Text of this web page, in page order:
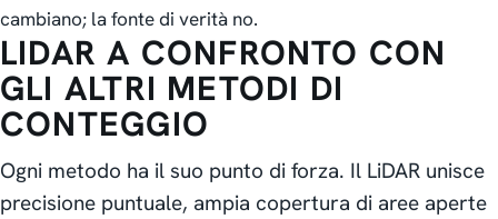
cambiano; la fonte di verità no.
LIDAR A CONFRONTO CON
GLI ALTRI METODI DI
CONTEGGIO
Ogni metodo ha il suo punto di forza. Il LiDAR unisce
precisione puntuale, ampia copertura di aree aperte